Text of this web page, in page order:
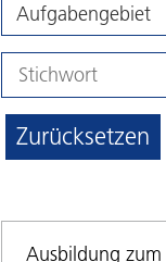
Aufgabengebiet
Zurücksetzen
Ausbildung